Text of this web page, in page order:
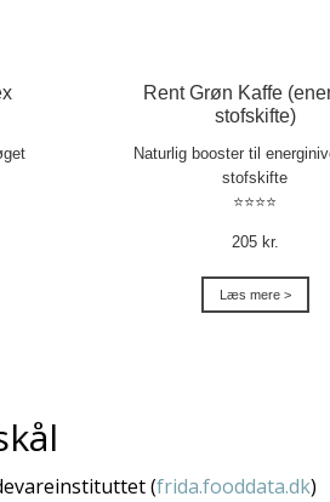
Rent Grøn Kaffe
stofskifte)
Naturlig booster til
stofskifte
⭐⭐⭐⭐
205 kr.
Læs mere >
(frida.fooddata.dk)